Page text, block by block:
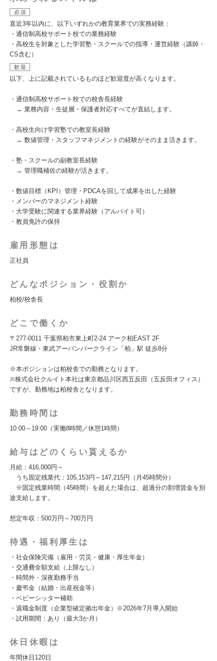
必須
直近3年以内に、以下いずれかの教育業界での実務経験：
・通信制高校サポート校での業務経験
・高校生を対象とした学習塾・スクールでの指導・運営経験（講師・
CS含む）
歓迎
以下、上に記載されているものほど歓迎度が高くなります。
・通信制高校サポート校での校舎長経験
→ 業務内容・生徒層・保護者対応すべてが直結します。
・高校生向け学習塾での教室長経験
→ 数値管理・スタッフマネジメントの経験がそのまま活きます。
・塾・スクールの副教室長経験
→ 管理職補佐の経験が活きます。
・数値目標（KPI）管理・PDCAを回して成果を出した経験
・メンバーのマネジメント経験
・大学受験に関連する業界経験（アルバイト可）
・教員免許の保持
雇用形態は
正社員
どんなポジション・役割か
柏校/校舎長
どこで働くか
〒277-0011 千葉県柏市東上町2-24 アーク柏EAST 2F
JR常磐線・東武アーバンパークライン「柏」駅 徒歩8分
※本ポジションは柏校舎での勤務となります。
※株式会社クルイト本社は東京都品川区西五反田（五反田オフィス）
ですが、勤務地は柏校舎となります。
勤務時間は
10:00～19:00（実働8時間／休憩1時間）
給与はどのくらい貰えるか
月給：416,000円～
うち固定残業代：105,153円～147,215円（月45時間分）
※固定残業時間（45時間）を超えた場合は、超過分の割増賃金を別
途支給します。
想定年収：500万円～700万円
待遇・福利厚生は
・社会保険完備（雇用・労災・健康・厚生年金）
・交通費全額支給（上限なし）
・時間外・深夜勤務手当
・慶弔金（結婚・出産祝金等）
・ベビーシッター補助
・退職金制度（企業型確定拠出年金）※2026年7月導入開始
・試用期間：あり（最大3か月）
休日休暇は
年間休日120日